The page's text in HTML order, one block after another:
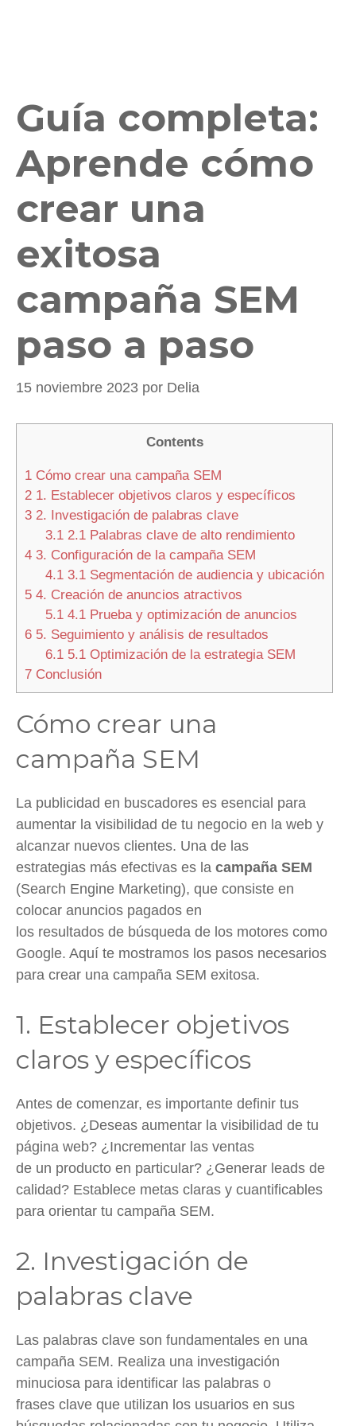
Guía completa:
Aprende cómo
crear una
exitosa
campaña SEM
paso a paso
15 noviembre 2023 por Delia
Contents
1 Cómo crear una campaña SEM
2 1. Establecer objetivos claros y específicos
3 2. Investigación de palabras clave
3.12.1 Palabras clave de alto rendimiento
4 3. Configuración de la campaña SEM
4.13.1 Segmentación de audiencia y ubicación
5 4. Creación de anuncios atractivos
5.14.1 Prueba y optimización de anuncios
6 5. Seguimiento y análisis de resultados
6.15.1 Optimización de la estrategia SEM
7 Conclusión
Cómo crear una
campaña SEM
La publicidad en buscadores es esencial para
aumentar la visibilidad de tu negocio en la web y
alcanzar nuevos clientes. Una de las
estrategias más efectivas es la campaña SEM
(Search Engine Marketing), que consiste en
colocar anuncios pagados en
los resultados de búsqueda de los motores como
Google. Aquí te mostramos los pasos necesarios
para crear una campaña SEM exitosa.
1. Establecer objetivos
claros y específicos
Antes de comenzar, es importante definir tus
objetivos. ¿Deseas aumentar la visibilidad de tu
página web? ¿Incrementar las ventas
de un producto en particular? ¿Generar leads de
calidad? Establece metas claras y cuantificables
para orientar tu campaña SEM.
2. Investigación de
palabras clave
Las palabras clave son fundamentales en una
campaña SEM. Realiza una investigación
minuciosa para identificar las palabras o
frases clave que utilizan los usuarios en sus